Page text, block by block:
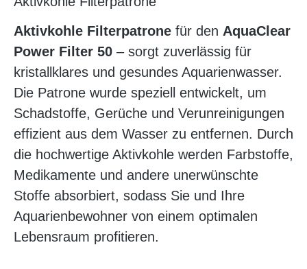
Aktivkohle Filterpatrone für den AquaClear
Power Filter 50 – sorgt zuverlässig für
kristallklares und gesundes Aquarienwasser.
Die Patrone wurde speziell entwickelt, um
Schadstoffe, Gerüche und Verunreinigungen
effizient aus dem Wasser zu entfernen. Durch
die hochwertige Aktivkohle werden Farbstoffe,
Medikamente und andere unerwünschte
Stoffe absorbiert, sodass Sie und Ihre
Aquarienbewohner von einem optimalen
Lebensraum profitieren.